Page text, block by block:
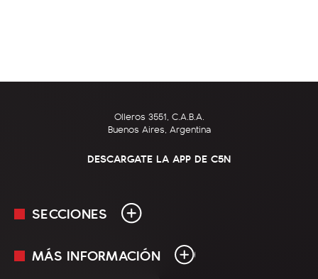
Olleros 3551, C.A.B.A.
Buenos Aires, Argentina
DESCARGATE LA APP DE C5N
SECCIONES
En Vivo
MÁS INFORMACIÓN